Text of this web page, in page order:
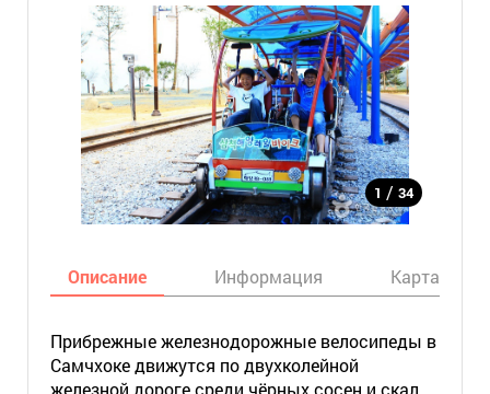
1 / 34
Описание Информация Карта
Прибрежные железнодорожные велосипеды в
Самчхоке движутся по двухколейной
железной дороге среди чёрных сосен и скал